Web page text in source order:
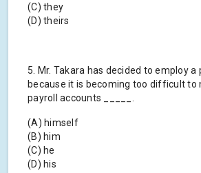
(C) they
(D) theirs
5. Mr. Takara has decided to employ a
because it is becoming too difficult to
payroll accounts _____.
(A) himself
(B) him
(C) he
(D) his